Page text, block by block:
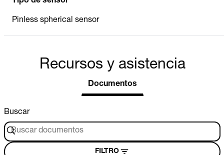
Pinless spherical sensor
Recursos y asistencia
Documentos
Buscar
FILTRO